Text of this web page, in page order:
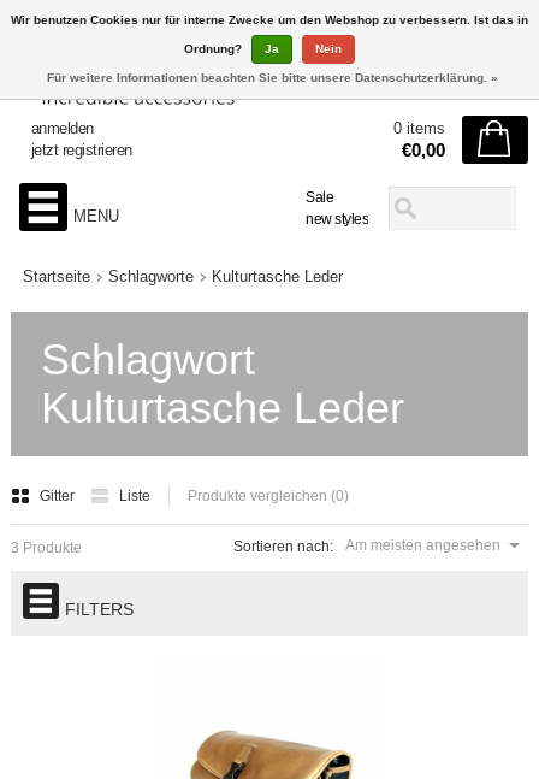
Sale
new styles
anmelden
jetzt registrieren
0 items
€0,00
MENU
Startseite Schlagworte Kulturtasche Leder
Schlagwort
Kulturtasche Leder
Gitter Liste Produkte vergleichen (0)
Sortieren nach: Am meisten angesehen
3 Produkte
FILTERS
Wir benutzen Cookies nur für interne Zwecke um den Webshop zu verbessern. Ist das in
Ordnung? Ja Nein
Für weitere Informationen beachten Sie bitte unsere Datenschutzerklärung. »